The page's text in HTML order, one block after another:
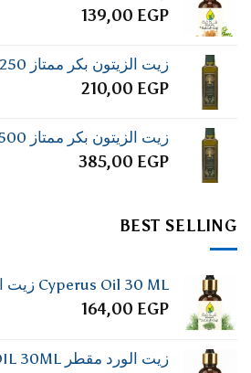
139,00 EGP
زيت الزيتون بكر ممتاز 250 مل
210,00 EGP
زيت الزيتون بكر ممتاز 500 مل
385,00 EGP
BEST SELLING
Cyperus Oil 30 ML زيت السُعد
164,00 EGP
زيت الورد مقطر Distilled ROSE OIL 30ML